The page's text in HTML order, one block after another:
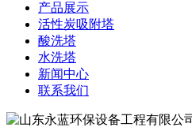
产品展示
活性炭吸附塔
酸洗塔
水洗塔
新闻中心
联系我们